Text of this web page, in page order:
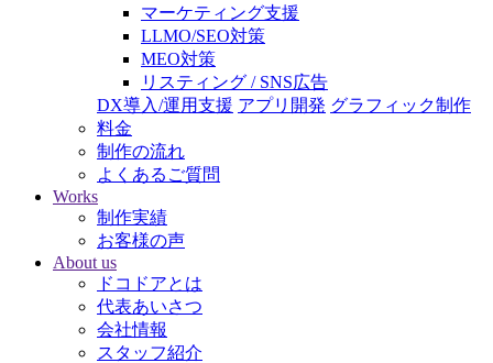
マーケティング支援
LLMO/SEO対策
MEO対策
リスティング / SNS広告
DX導入/運用支援 アプリ開発 グラフィック制作
料金
制作の流れ
よくあるご質問
Works
制作実績
お客様の声
About us
ドコドアとは
代表あいさつ
会社情報
スタッフ紹介